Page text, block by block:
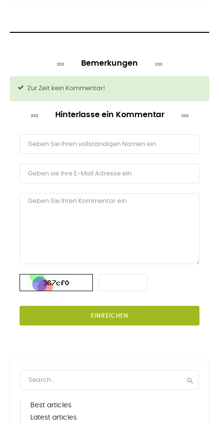
Bemerkungen
Zur Zeit kein Kommentar!
Hinterlasse ein Kommentar
EINREICHEN

Best articles
Latest articles